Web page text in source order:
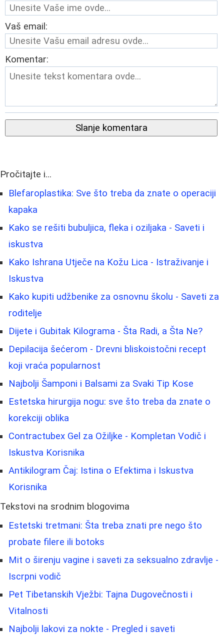
Vaš email:
Komentar:
Slanje komentara
Pročitajte i...
Blefaroplastika: Sve što treba da znate o operaciji
kapaka
Kako se rešiti bubuljica, fleka i oziljaka - Saveti i
iskustva
Kako Ishrana Utječe na Kožu Lica - Istraživanje i
Iskustva
Kako kupiti udžbenike za osnovnu školu - Saveti za
roditelje
Dijete i Gubitak Kilograma - Šta Radi, a Šta Ne?
Depilacija šećerom - Drevni bliskoistočni recept
koji vraća popularnost
Najbolji Šamponi i Balsami za Svaki Tip Kose
Estetska hirurgija nogu: sve što treba da znate o
korekciji oblika
Contractubex Gel za Ožiljke - Kompletan Vodič i
Iskustva Korisnika
Antikilogram Čaj: Istina o Efektima i Iskustva
Korisnika
Tekstovi na srodnim blogovima
Estetski tretmani: Šta treba znati pre nego što
probate filere ili botoks
Mit o širenju vagine i saveti za seksualno zdravlje -
Iscrpni vodič
Pet Tibetanskih Vježbi: Tajna Dugovečnosti i
Vitalnosti
Najbolji lakovi za nokte - Pregled i saveti